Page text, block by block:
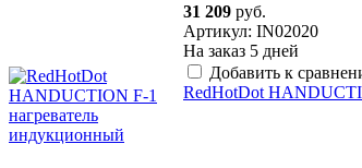
31 209 руб.
Артикул: IN02020
На заказ 5 дней
Добавить к
RedHotDot